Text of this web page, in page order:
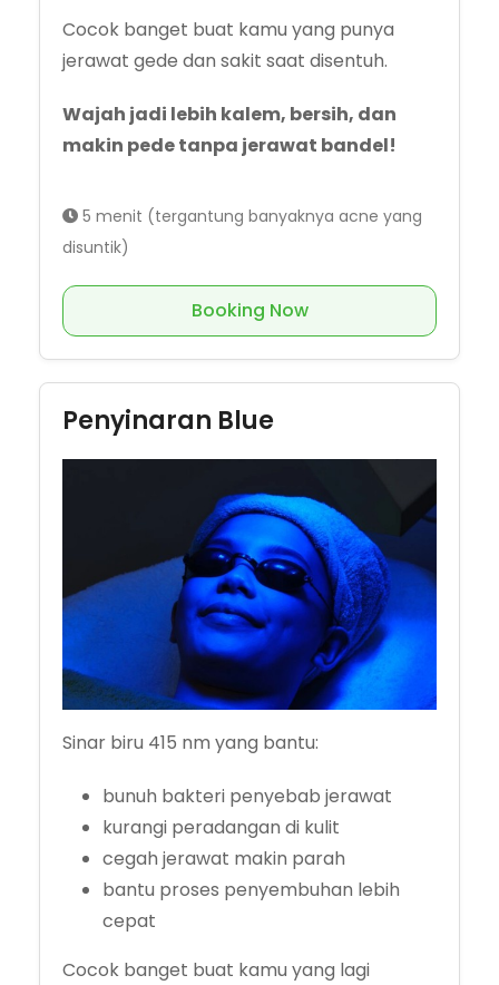
Cocok banget buat kamu yang punya
jerawat gede dan sakit saat disentuh.
Wajah jadi lebih kalem, bersih, dan
makin pede tanpa jerawat bandel!
5 menit (tergantung banyaknya acne yang
disuntik)
Booking Now
Penyinaran Blue
Sinar biru 415 nm yang bantu:
bunuh bakteri penyebab jerawat
kurangi peradangan di kulit
cegah jerawat makin parah
bantu proses penyembuhan lebih
cepat
Cocok banget buat kamu yang lagi